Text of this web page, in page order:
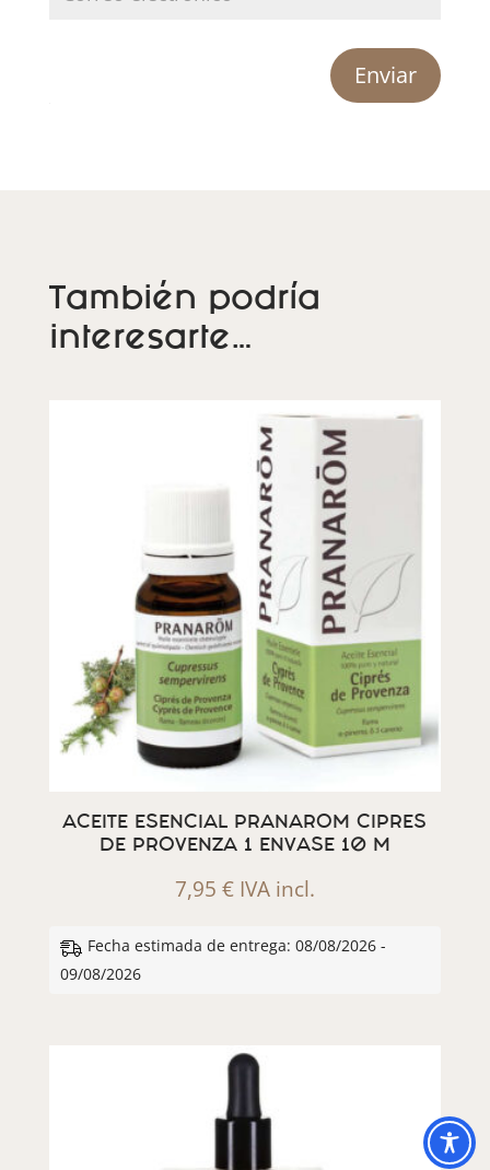
Enviar
También podría
interesarte…
ACEITE ESENCIAL PRANAROM CIPRES
DE PROVENZA 1 ENVASE 10 M
7,95 € IVA incl.
Fecha estimada de entrega: 08/08/2026 -
09/08/2026